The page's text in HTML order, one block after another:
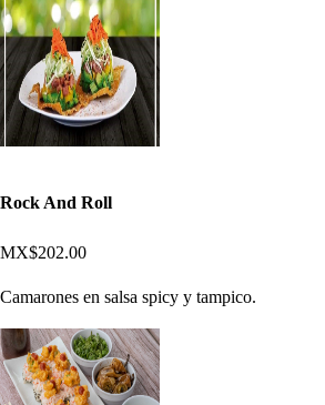
Rock And Roll
MX$202.00
Camarones en salsa spicy y tampico.